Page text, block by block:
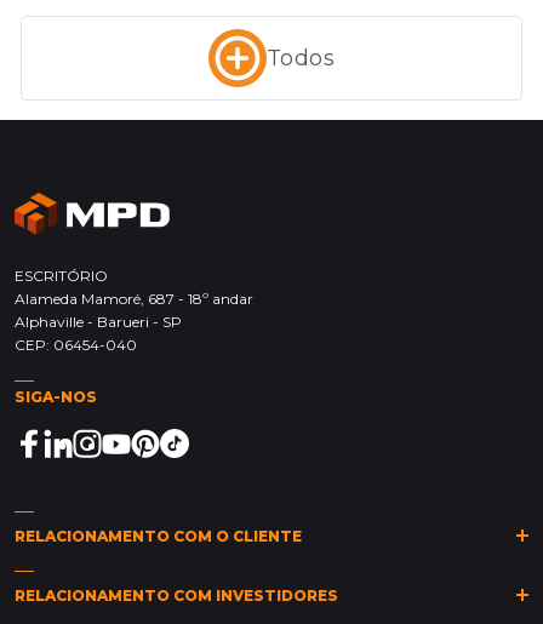
Todos
ESCRITÓRIO
Alameda Mamoré, 687 - 18º andar
Alphaville - Barueri - SP
CEP: 06454-040
SIGA-NOS
RELACIONAMENTO COM O CLIENTE
RELACIONAMENTO COM INVESTIDORES